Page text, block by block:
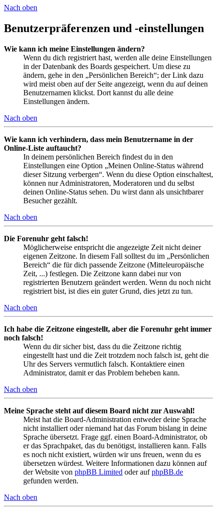
Nach oben
Benutzerpräferenzen und -einstellungen
Wie kann ich meine Einstellungen ändern?
Wenn du dich registriert hast, werden alle deine Einstellungen
in der Datenbank des Boards gespeichert. Um diese zu
ändern, gehe in den „Persönlichen Bereich“; der Link dazu
wird meist oben auf der Seite angezeigt, wenn du auf deinen
Benutzernamen klickst. Dort kannst du alle deine
Einstellungen ändern.
Nach oben
Wie kann ich verhindern, dass mein Benutzername in der
Online-Liste auftaucht?
In deinem persönlichen Bereich findest du in den
Einstellungen eine Option „Meinen Online-Status während
dieser Sitzung verbergen“. Wenn du diese Option einschaltest,
können nur Administratoren, Moderatoren und du selbst
deinen Online-Status sehen. Du wirst dann als unsichtbarer
Besucher gezählt.
Nach oben
Die Forenuhr geht falsch!
Möglicherweise entspricht die angezeigte Zeit nicht deiner
eigenen Zeitzone. In diesem Fall solltest du im „Persönlichen
Bereich“ die für dich passende Zeitzone (Mitteleuropäische
Zeit, ...) festlegen. Die Zeitzone kann dabei nur von
registrierten Benutzern geändert werden. Wenn du noch nicht
registriert bist, ist dies ein guter Grund, dies jetzt zu tun.
Nach oben
Ich habe die Zeitzone eingestellt, aber die Forenuhr geht immer
noch falsch!
Wenn du dir sicher bist, dass du die Zeitzone richtig
eingestellt hast und die Zeit trotzdem noch falsch ist, geht die
Uhr des Servers vermutlich falsch. Kontaktiere einen
Administrator, damit er das Problem beheben kann.
Nach oben
Meine Sprache steht auf diesem Board nicht zur Auswahl!
Meist hat die Board-Administration entweder deine Sprache
nicht installiert oder niemand hat das Forum bislang in deine
Sprache übersetzt. Frage ggf. einen Board-Administrator, ob
er das Sprachpaket, das du benötigst, installieren kann. Falls
es noch nicht existiert, würden wir uns freuen, wenn du es
übersetzen würdest. Weitere Informationen dazu können auf
der Website von phpBB Limited oder aufphpBB.de
gefunden werden.
Nach oben